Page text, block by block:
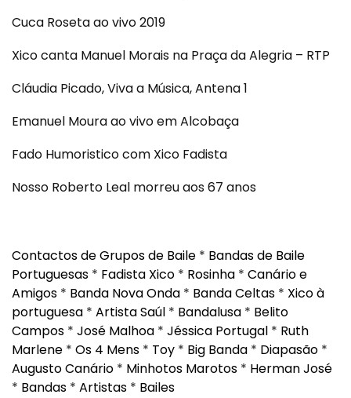
Cuca Roseta ao vivo 2019
Xico canta Manuel Morais na Praça da Alegria – RTP
Cláudia Picado, Viva a Música, Antena 1
Emanuel Moura ao vivo em Alcobaça
Fado Humoristico com Xico Fadista
Nosso Roberto Leal morreu aos 67 anos
Contactos de Grupos de Baile * Bandas de Baile
Portuguesas * Fadista Xico * Rosinha * Canário e
Amigos * Banda Nova Onda * Banda Celtas * Xico à
portuguesa * Artista Saúl * Bandalusa * Belito
Campos * José Malhoa * Jéssica Portugal * Ruth
Marlene * Os 4 Mens * Toy * Big Banda * Diapasão *
Augusto Canário * Minhotos Marotos * Herman José
* Bandas * Artistas * Bailes